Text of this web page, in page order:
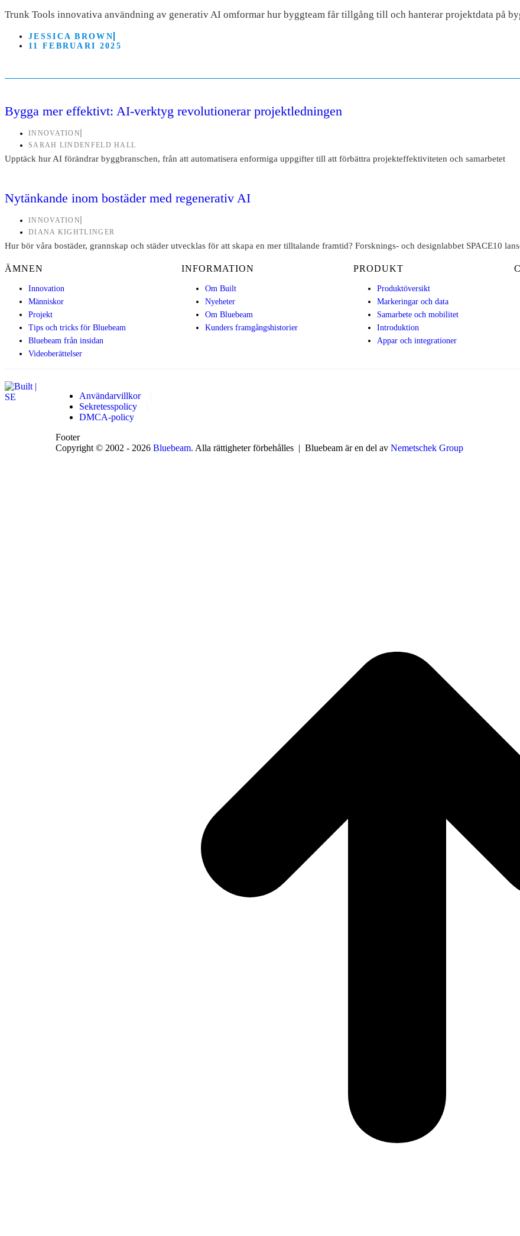
Trunk Tools innovativa användning av generativ AI omformar hur byggteam får tillgång till och hanterar projektdata på
JESSICA BROWN
11 FEBRUARI 2025
Bygga mer effektivt: AI-verktyg revolutionerar projektledningen
INNOVATION
SARAH LINDENFELD HALL
Upptäck hur AI förändrar byggbranschen, från att automatisera enformiga uppgifter till att förbättra projekteffektiviteten och samarbetet
Nytänkande inom bostäder med regenerativ AI
INNOVATION
DIANA KIGHTLINGER
Hur bör våra bostäder, grannskap och städer utvecklas för att skapa en mer tilltalande framtid? Forsknings- och designlabbet SPACE10
ÄMNEN
Innovation
Människor
Projekt
Tips och tricks för Bluebeam
Bluebeam från insidan
Videoberättelser
INFORMATION
Om Built
Nyeheter
Om Bluebeam
Kunders framgångshistorier
PRODUKT
Produktöversikt
Markeringar och data
Samarbete och mobilitet
Introduktion
Appar och integrationer
Copyright © 2002 - 2026Bluebeam. Alla rättigheter förbehålles | Bluebeam är en del avNemetschek Group
Användarvillkor|
Sekretesspolicy
DMCA-policy
Footer